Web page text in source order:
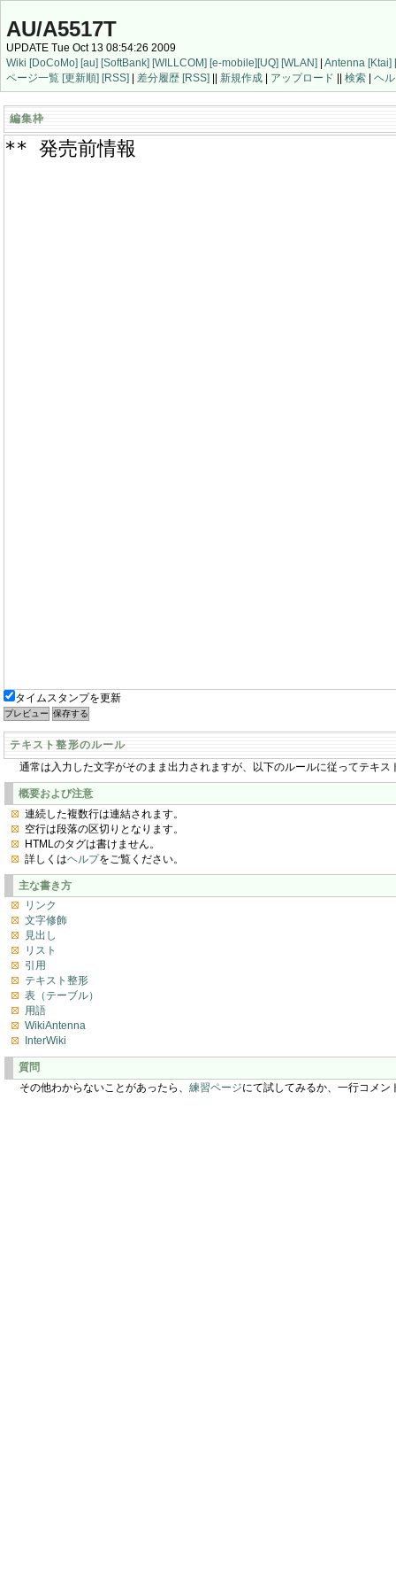
AU/A5517T
UPDATE Tue Oct 13 08:54:26 2009
Wiki [DoCoMo] [au] [SoftBank] [WILLCOM] [e-mobile][UQ] [WLAN] | Antenna [Ktai]
ページ一覧 [更新順] [RSS] | 差分履歴 [RSS] || 新規作成 | アップロード || 検索 | ヘ
編集枠
タイムスタンプを更新
テキスト整形のルール
通常は入力した文字がそのまま出力されますが、以下のルールに従ってテキス
概要および注意
連続した複数行は連結されます。
空行は段落の区切りとなります。
HTMLのタグは書けません。
詳しくはヘルプをご覧ください。
主な書き方
リンク
文字修飾
見出し
リスト
引用
テキスト整形
表（テーブル）
用語
WikiAntenna
InterWiki
質問
その他わからないことがあったら、 練習ページにて試してみるか、一行コメン